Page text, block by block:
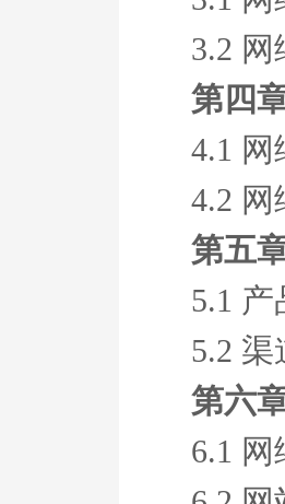
3.2
第四
4.1
4.2
第五
5.1
5.2
第六
6.1